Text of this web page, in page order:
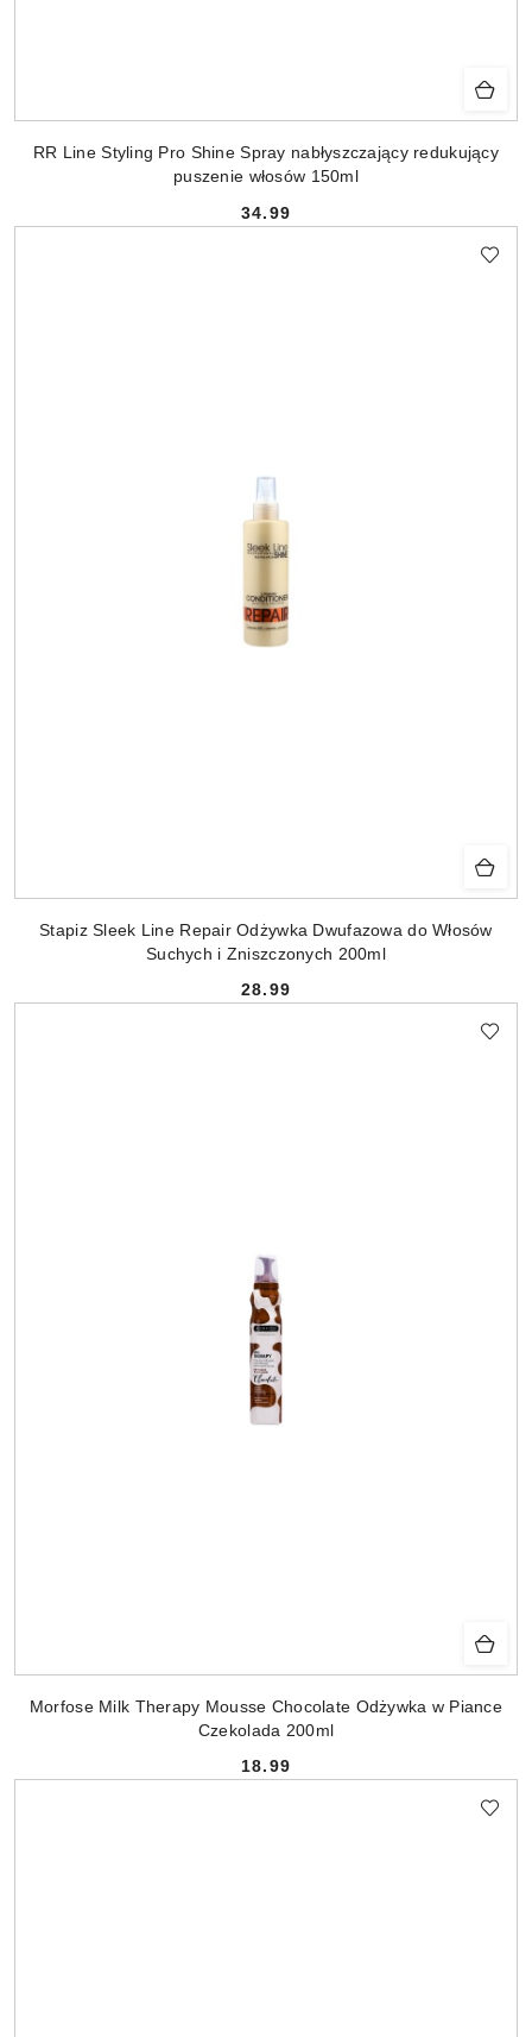
RR Line Styling Pro Shine Spray nabłyszczający redukujący
puszenie włosów 150ml
Cena:
34.99
Stapiz Sleek Line Repair Odżywka Dwufazowa do Włosów
Suchych i Zniszczonych 200ml
Cena:
28.99
Morfose Milk Therapy Mousse Chocolate Odżywka w Piance
Czekolada 200ml
Cena:
18.99